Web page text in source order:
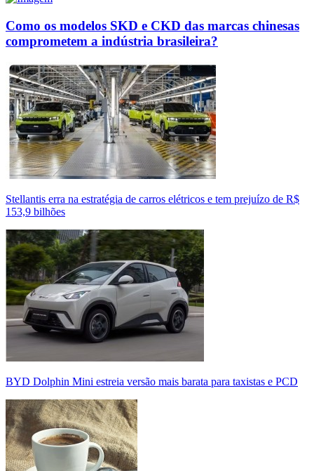
Como os modelos SKD e CKD das marcas chinesas
comprometem a indústria brasileira?
Stellantis erra na estratégia de carros elétricos e tem prejuízo de R$
153,9 bilhões
BYD Dolphin Mini estreia versão mais barata para taxistas e PCD